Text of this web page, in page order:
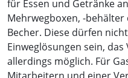
für Essen und Getränke
Mehrwegboxen, -
Becher. Diese dürfen
Einweglösungen sein,
allerdings möglich. Für
Mitarbeitern und einer